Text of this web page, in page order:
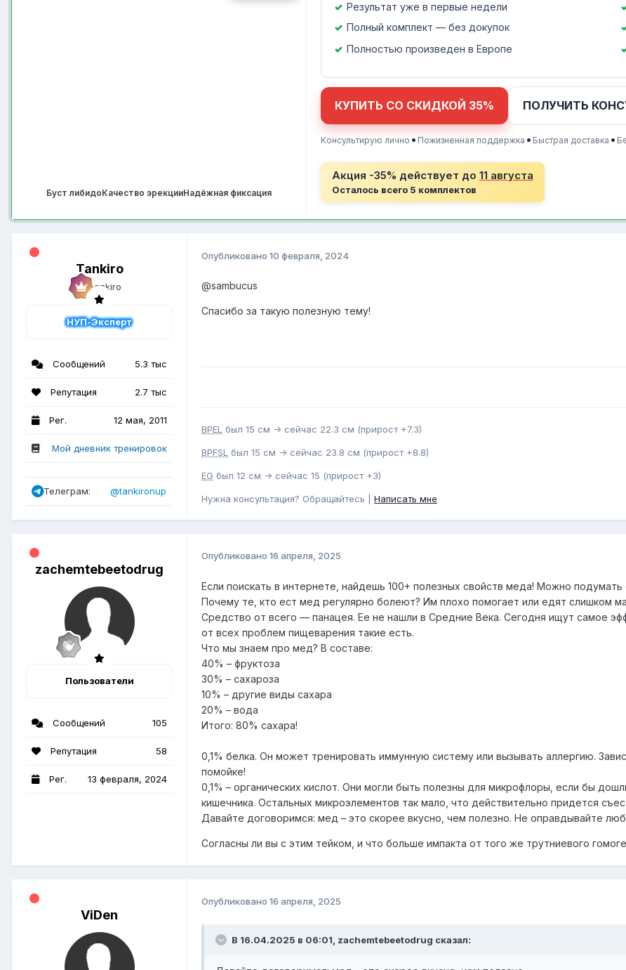
Буст либидоКачество эрекцииНадёжная фиксация
Результат уже в первые недели
Полный комплект — без докупок
Полностью произведен в Европе
КУПИТЬ СО СКИДКОЙ 35% ПОЛУЧИТЬ
Консультирую лично • Пожизненная поддержка • Быстрая доставка •
Акция -35% действует до 11 августа
Осталось всего 5 комплектов
Tankiro
НУП-Эксперт
Сообщений 5.3 тыс
Репутация 2.7 тыс
Рег. 12 мая, 2011
Мой дневник тренировок
Телеграм: @tankironup
Опубликовано 10 февраля, 2024
@sambucus
Спасибо за такую полезную тему!
BPEL был 15 см -> сейчас 22.3 см (прирост +7.3)
BPFSL был 15 см -> сейчас 23.8 см (прирост +8.8)
EG был 12 см -> сейчас 15 (прирост +3)
Нужна консультация? Обращайтесь | Написать мне
zachemtebeetodrug
Пользователи
Сообщений 105
Репутация 58
Рег. 13 февраля, 2024
Опубликовано 16 апреля, 2025
Если поискать в интернете, найдешь 100+ полезных свойств меда! Можно подумать
Почему те, кто ест мед регулярно болеют? Им плохо помогает или едят слишком
Средство от всего — панацея. Ее не нашли в Средние Века. Сегодня ищут самое
от всех проблем пищеварения такие есть.
Что мы знаем про мед? В составе:
40% – фруктоза
30% – сахароза
10% – другие виды сахара
20% – вода
Итого: 80% сахара!
0,1% белка. Он может тренировать иммунную систему или вызывать аллергию.
помойке!
0,1% – органических кислот. Они могли быть полезны для микрофлоры, если бы
кишечника. Остальных микроэлементов так мало, что действительно придется
Давайте договоримся: мед – это скорее вкусно, чем полезно. Не оправдывайте
Согласны ли вы с этим тейком, и что больше импакта от того же трутниевого
ViDen
Опубликовано 16 апреля, 2025
В 16.04.2025 в 06:01, zachemtebeetodrug сказал: